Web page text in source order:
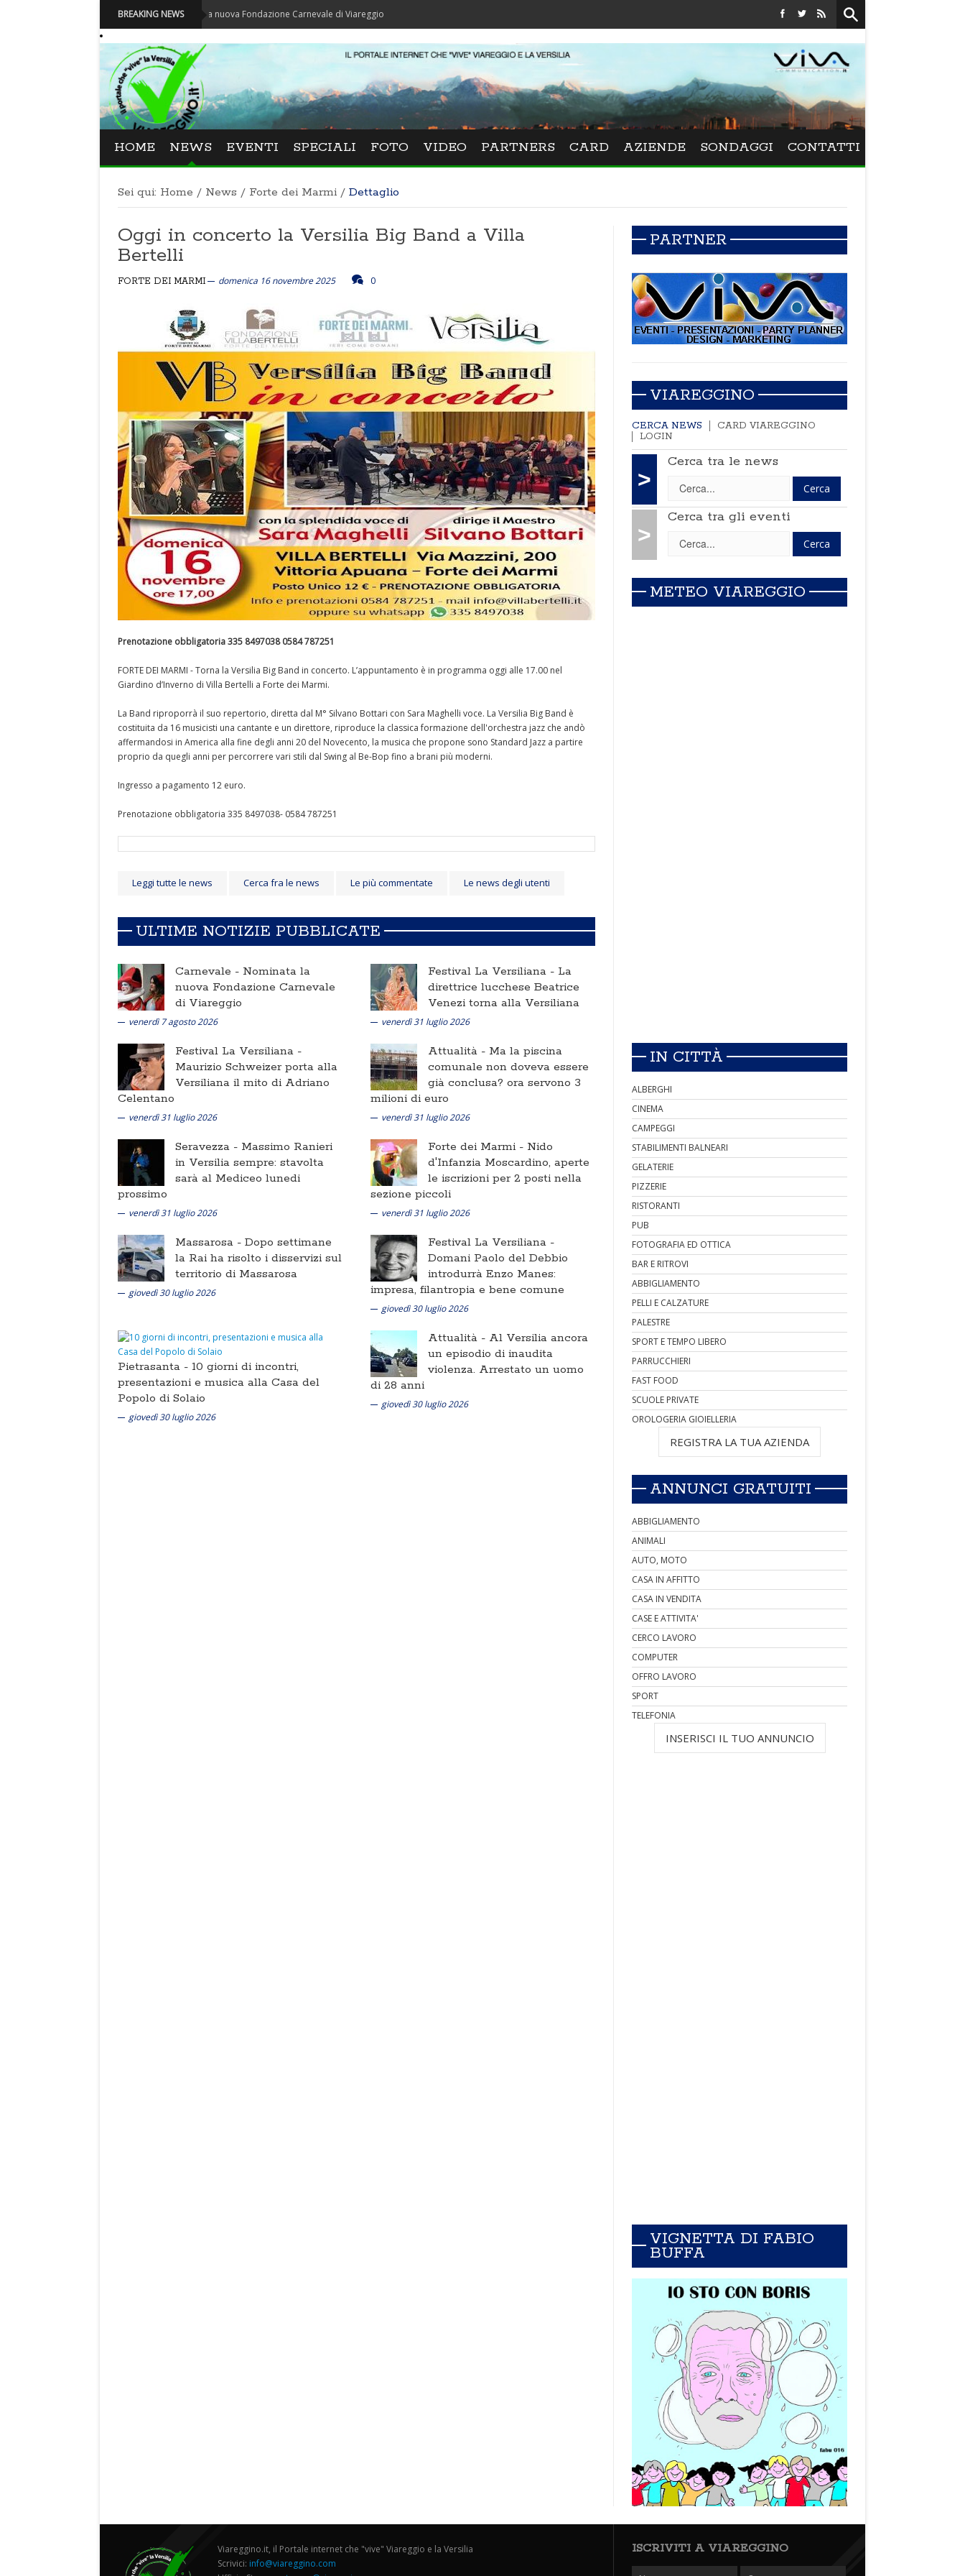
BREAKING NEWS
Carnevale - Nominata la nuova Fondazione Carnevale di Viareggio Festival La Versiliana - La direttrice lucchese Beatrice Venezi
HOME NEWS EVENTI SPECIALI FOTO VIDEO PARTNERS CARD AZIENDE SONDAGGI CONTATTI
Sei qui: Home / News / Forte dei Marmi / Dettaglio
Oggi in concerto la Versilia Big Band a Villa
Bertelli
FORTE DEI MARMI domenica 16 novembre 2025 0
Prenotazione obbligatoria 335 8497038 0584 787251
FORTE DEI MARMI - Torna la Versilia Big Band in concerto. L’appuntamento è in programma oggi alle 17.00 nel
Giardino d’Inverno di Villa Bertelli a Forte dei Marmi.
La Band riproporrà il suo repertorio, diretta dal M° Silvano Bottari con Sara Maghelli voce. La Versilia Big Band è
costituita da 16 musicisti una cantante e un direttore, riproduce la classica formazione dell'orchestra jazz che andò
affermandosi in America alla fine degli anni 20 del Novecento, la musica che propone sono Standard Jazz a partire
proprio da quegli anni per percorrere vari stili dal Swing al Be-Bop fino a brani più moderni.
Ingresso a pagamento 12 euro.
Prenotazione obbligatoria 335 8497038- 0584 787251
Leggi tutte le news Cerca fra le news Le più commentate Le news degli utenti
ULTIME NOTIZIE PUBBLICATE
Carnevale - Nominata la
nuova Fondazione Carnevale
di Viareggio
venerdì 7 agosto 2026
Festival La Versiliana - La
direttrice lucchese Beatrice
Venezi torna alla Versiliana
venerdì 31 luglio 2026
Festival La Versiliana -
Maurizio Schweizer porta alla
Versiliana il mito di Adriano
Celentano
venerdì 31 luglio 2026
Attualità - Ma la piscina
comunale non doveva essere
già conclusa? ora servono 3
milioni di euro
venerdì 31 luglio 2026
Seravezza - Massimo Ranieri
in Versilia sempre: stavolta
sarà al Mediceo lunedi
prossimo
venerdì 31 luglio 2026
Forte dei Marmi - Nido
d'Infanzia Moscardino, aperte
le iscrizioni per 2 posti nella
sezione piccoli
venerdì 31 luglio 2026
Massarosa - Dopo settimane
la Rai ha risolto i disservizi sul
territorio di Massarosa
giovedì 30 luglio 2026
Festival La Versiliana -
Domani Paolo del Debbio
introdurrà Enzo Manes:
impresa, filantropia e bene comune
giovedì 30 luglio 2026
Pietrasanta - 10 giorni di incontri,
presentazioni e musica alla Casa del
Popolo di Solaio
giovedì 30 luglio 2026
Attualità - Al Versilia ancora
un episodio di inaudita
violenza. Arrestato un uomo
di 28 anni
giovedì 30 luglio 2026
PARTNER
VIAREGGINO
CERCA NEWS
CARD VIAREGGINO
LOGIN
>
Cerca tra le news
>
Cerca tra gli eventi
METEO VIAREGGIO
IN CITTÀ
ALBERGHI
CINEMA
CAMPEGGI
STABILIMENTI BALNEARI
GELATERIE
PIZZERIE
RISTORANTI
PUB
FOTOGRAFIA ED OTTICA
BAR E RITROVI
ABBIGLIAMENTO
PELLI E CALZATURE
PALESTRE
SPORT E TEMPO LIBERO
PARRUCCHIERI
FAST FOOD
SCUOLE PRIVATE
OROLOGERIA GIOIELLERIA
REGISTRA LA TUA AZIENDA
ANNUNCI GRATUITI
ABBIGLIAMENTO
ANIMALI
AUTO, MOTO
CASA IN AFFITTO
CASA IN VENDITA
CASE E ATTIVITA'
CERCO LAVORO
COMPUTER
OFFRO LAVORO
SPORT
TELEFONIA
INSERISCI IL TUO ANNUNCIO
VIGNETTA DI FABIO
BUFFA
Viareggino.it, il Portale internet che "vive" Viareggio e la Versilia
Scrivici: info@viareggino.com
ISCRIVITI A VIAREGGINO